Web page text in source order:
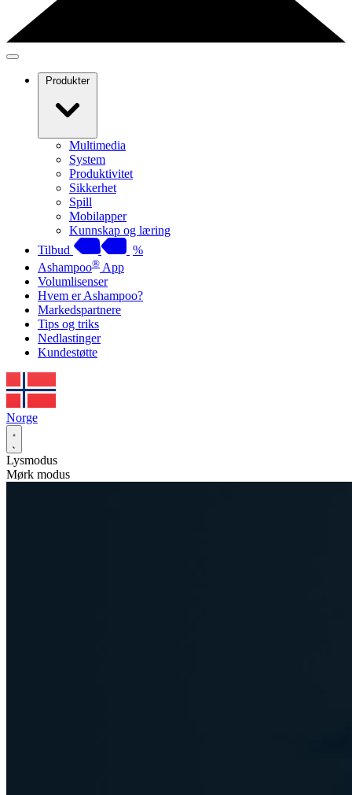
Produkter
Multimedia
System
Produktivitet
Sikkerhet
Spill
Mobilapper
Kunnskap og læring
Tilbud
%
Ashampoo® App
Volumlisenser
Hvem er Ashampoo?
Markedspartnere
Tips og triks
Nedlastinger
Kundestøtte
Norge
Lysmodus
Mørk modus